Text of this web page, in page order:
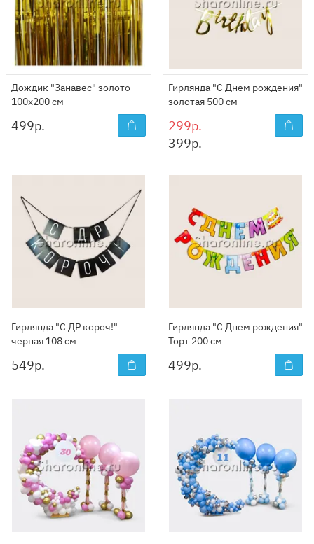
Дождик "Занавес" золото
100x200 см
499р.
Гирлянда "С Днем рождения"
золотая 500 см
299р.
399р.
Гирлянда "С ДР короч!"
черная 108 см
549р.
Гирлянда "С Днем рождения"
Торт 200 см
499р.